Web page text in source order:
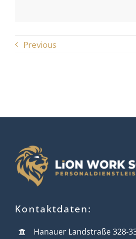
Thorsten P.
Previous
Kontaktdaten:
Hanauer Landstraße 328-